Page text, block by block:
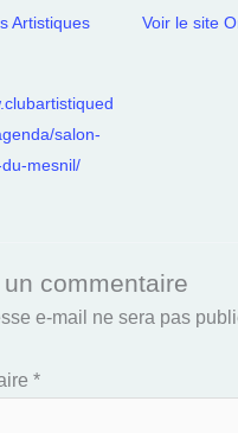
Artistiques
salon-
mesnil/
Voir le site
commentaire
e-mail ne sera pas
*